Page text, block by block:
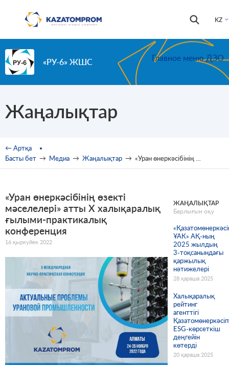
KZ
Іздестіру
«РУ-6» ЖШС Главное меню ДЗО
Жаңалықтар
You are here
← Артқа
Басты бет → Медиа → Жаңалықтар → «Уран өнеркәсібінің өзекті мәселелері» атты Х халықаралық ғылыми-практикалық конференция
«Уран өнеркәсібінің өзекті
мәселелері» атты Х халықаралық
ғылыми-практикалық
конференция
16 қыркүйек 2022
ЖАҢАЛЫҚТАР
Барлығын оқу
ҰАК» АҚ-ның
2025 жылдың
3-тоқсанындағы
қаржылық
нәтижелері
28 қараша 2025
Халықаралық
рейтинг
агенттігі
ESG-көрсеткіш
деңгейін
көтерді
20 қараша 2025